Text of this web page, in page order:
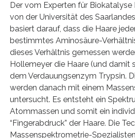
Der vom Experten für
von der Universität des
basiert darauf, dass die Haare
bestimmtes Aminosäure-
dieses Verhältnis gemessen
Hollemeyer die Haare (und damit
dem Verdauungsenzym Trypsin.
werden danach mit einem
untersucht. Es entsteht ein
Atommassen und somit ein
“Fingerabdruck” der Haare. Die
Massenspektrometrie-